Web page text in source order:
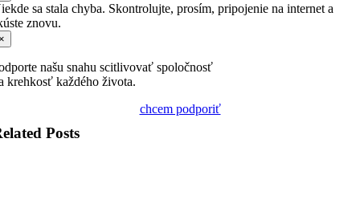
sa stala chyba. Skontrolujte, prosím, pripojenie na internet a
znovu.
našu snahu scitlivovať spoločnosť
krehkosť každého života.
chcem podporiť
Posts